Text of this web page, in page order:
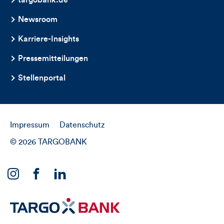
Newsroom
Karriere-Insights
Pressemitteilungen
Stellenportal
Impressum Datenschutz
© 2026 TARGOBANK
unseremunseremunserem